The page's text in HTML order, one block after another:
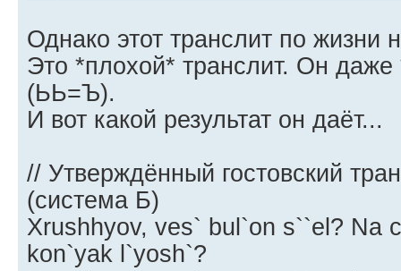
Однако этот транслит по жизни
Это *плохой* транслит. Он
(ЬЬ=Ъ).
И вот какой результат он даёт...
// Утверждённый гостовский
(система Б)
Xrushhyov, ves` bul`on s``el? Na
kon`yak l`yosh`?